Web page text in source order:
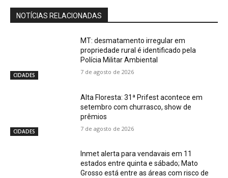
NOTÍCIAS RELACIONADAS
CIDADES
MT: desmatamento irregular em
propriedade rural é identificado pela
Polícia Militar Ambiental
7 de agosto de 2026
CIDADES
Alta Floresta: 31ª Prifest acontece em
setembro com churrasco, show de
prêmios
7 de agosto de 2026
Inmet alerta para vendavais em 11
estados entre quinta e sábado; Mato
Grosso está entre as áreas com risco de